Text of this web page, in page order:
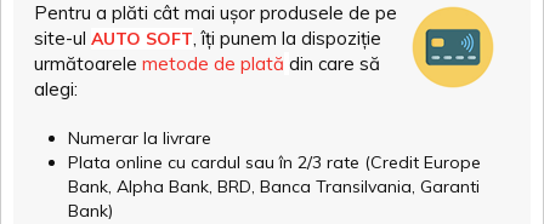
Pentru a plăti cât mai ușor produsele de pe
site-ul AUTO SOFT, îți punem la dispoziție
următoarele metode de plată din care să
alegi:
Numerar la livrare
Plata online cu cardul sau în 2/3 rate (Credit Europe
Bank, Alpha Bank, BRD, Banca Transilvania, Garanti
Bank)